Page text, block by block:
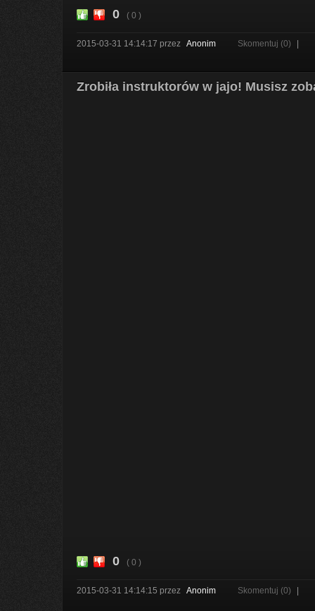
0 ( 0 )
2015-03-31 14:14:17 przez Anonim Skomentuj (0)
Zrobiła instruktorów w jajo! Musisz
0 ( 0 )
2015-03-31 14:14:15 przez Anonim Skomentuj (0)